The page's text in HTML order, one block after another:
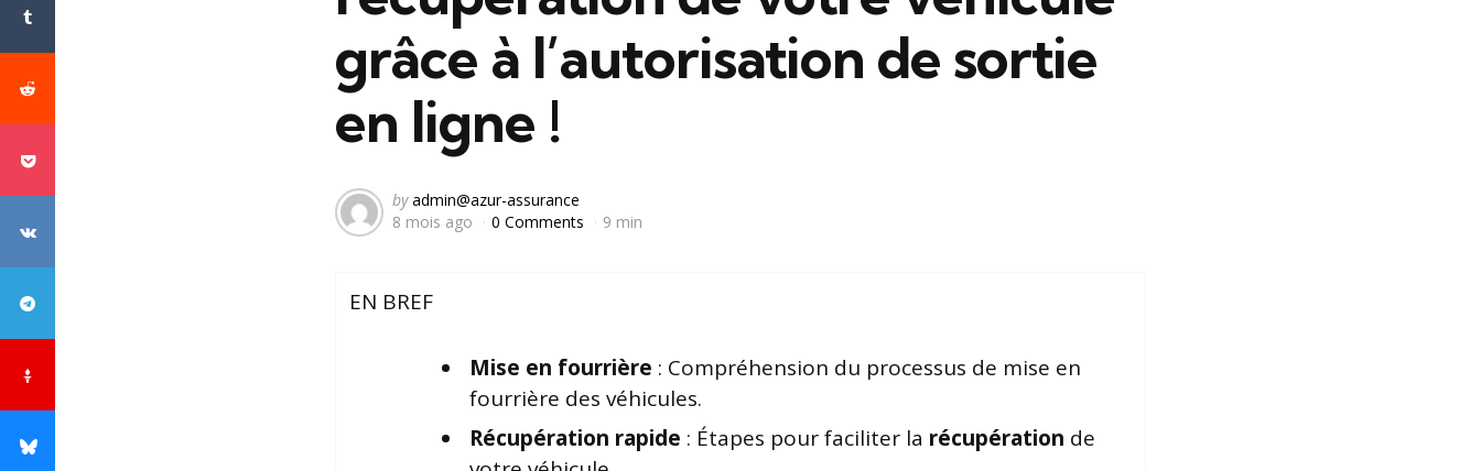
grâce à l’autorisation de sortie
en ligne !
Posted
by
by admin@azur-assurance
8 mois ago
0 Comments 9 min
EN BREF
Mise en fourrière : Compréhension du processus de mise en
fourrière des véhicules.
Récupération rapide : Étapes pour faciliter la récupération de